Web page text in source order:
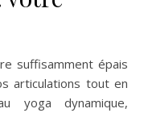
suffisamment épais
articulations tout en
yoga dynamique,